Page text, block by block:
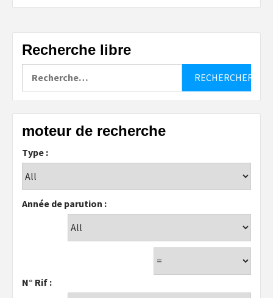
Recherche libre
moteur de recherche
Type :
Année de parution :
N° Rif :